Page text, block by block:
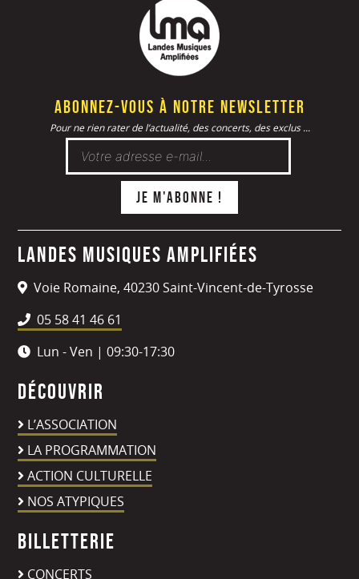
Abonnez-vous à notre newsletter
Pour ne rien rater de l’actualité, des concerts, des exclus ...
Landes Musiques Amplifiées
Voie Romaine, 40230 Saint-Vincent-de-Tyrosse
05 58 41 46 61
Lun - Ven | 09:30-17:30
Découvrir
L’ASSOCIATION
LA PROGRAMMATION
ACTION CULTURELLE
NOS ATYPIQUES
Billetterie
CONCERTS